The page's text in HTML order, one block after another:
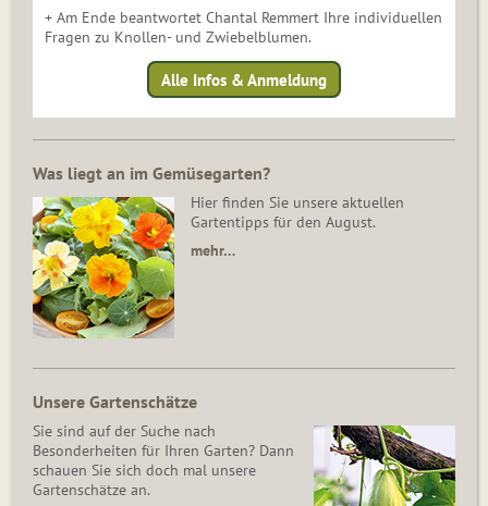
+ Am Ende beantwortet Chantal Remmert Ihre individuellen
Fragen zu Knollen- und Zwiebelblumen.
Alle Infos & Anmeldung
Was liegt an im Gemüsegarten?
Hier finden Sie unsere aktuellen
Gartentipps für den August.
mehr…
Unsere Gartenschätze
Sie sind auf der Suche nach
Besonderheiten für Ihren Garten? Dann
schauen Sie sich doch mal unsere
Gartenschätze an.